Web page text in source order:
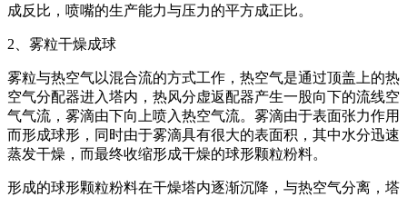
成反比，喷嘴的生产能力与压力的平方成正比。
2、雾粒干燥成球
雾粒与热空气以混合流的方式工作，热空气是通过顶盖上的热
空气分配器进入塔内，热风分虚返配器产生一股向下的流线空
气气流，雾滴由下向上喷入热空气流。雾滴由于表面张力作用
而形成球形，同时由于雾滴具有很大的表面积，其中水分迅速
蒸发干燥，而最终收缩形成干燥的球形颗粒粉料。
形成的球形颗粒粉料在干燥塔内逐渐沉降，与热空气分离，塔